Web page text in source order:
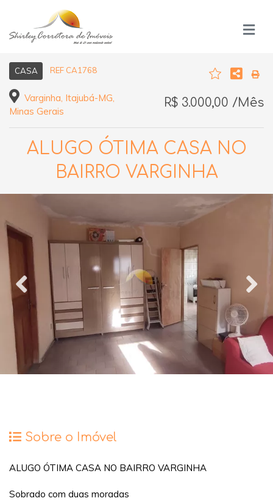
CASA REF CA1768
Varginha, Itajubá-MG,
Minas Gerais
R$ 3.000,00 /Mês
ALUGO ÓTIMA CASA NO
BAIRRO VARGINHA
Sobre o Imóvel
ALUGO ÓTIMA CASA NO BAIRRO VARGINHA
Sobrado com duas moradas